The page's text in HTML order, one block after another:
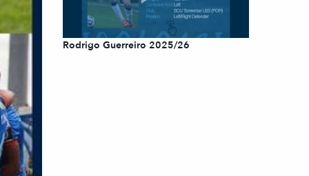
Rodrigo Guerreiro 2025/26